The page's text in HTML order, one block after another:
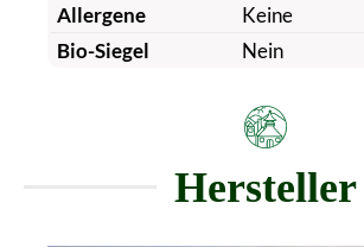
Allergene
Keine
Bio-Siegel
Nein
Hersteller